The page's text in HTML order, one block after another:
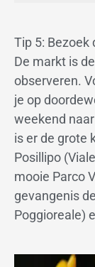
Tip 5: Bezoek
De markt is
observeren.
je op
weekend
is er de grote
Posillipo
mooie Parco
gevangenis
Poggioreale)